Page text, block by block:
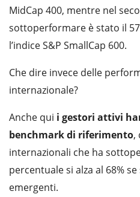
MidCap 400, mentre nel
sottoperformare è stato il
l’indice S&P SmallCap 600.
Che dire invece delle
internazionale?
Anche qui i gestori attivi
benchmark di riferimento,
internazionali che ha
percentuale si alza al 68%
emergenti.